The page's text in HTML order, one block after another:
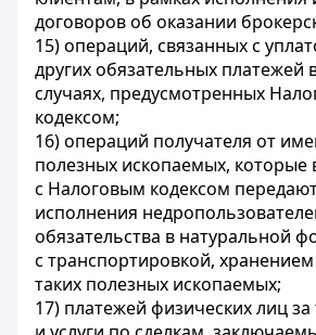
договоров об оказании
15) операций, связанных с
других обязательных платежей
случаях, предусмотренных
кодексом;
16) операций получателя от
полезных ископаемых, которые
с Налоговым кодексом
исполнения
обязательства в натуральной
с транспортировкой,
таких полезных ископаемых;
17) платежей физических лиц